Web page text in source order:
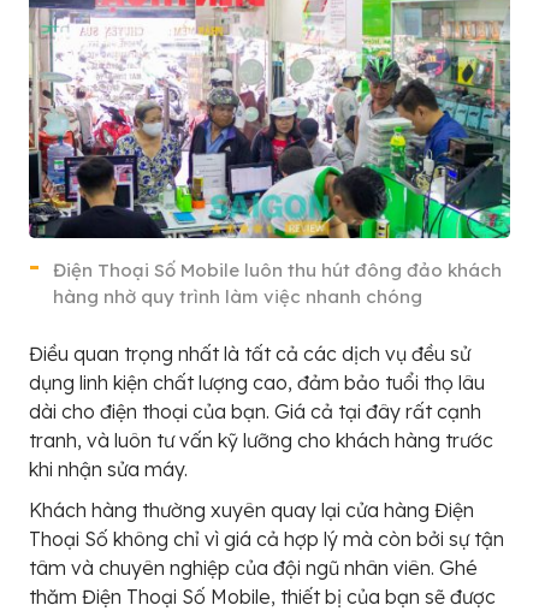
Điện Thoại Số Mobile luôn thu hút đông đảo khách
hàng nhờ quy trình làm việc nhanh chóng
Điều quan trọng nhất là tất cả các dịch vụ đều sử
dụng linh kiện chất lượng cao, đảm bảo tuổi thọ lâu
dài cho điện thoại của bạn. Giá cả tại đây rất cạnh
tranh, và luôn tư vấn kỹ lưỡng cho khách hàng trước
khi nhận sửa máy.
Khách hàng thường xuyên quay lại cửa hàng Điện
Thoại Số không chỉ vì giá cả hợp lý mà còn bởi sự tận
tâm và chuyên nghiệp của đội ngũ nhân viên. Ghé
thăm Điện Thoại Số Mobile, thiết bị của bạn sẽ được